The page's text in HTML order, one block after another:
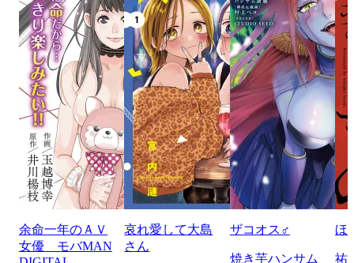
余命一年のＡＶ
女優 モバMAN
哀れ愛して大島
さん
ザコオス♂
焼き芋ハンサム
ほ
祐